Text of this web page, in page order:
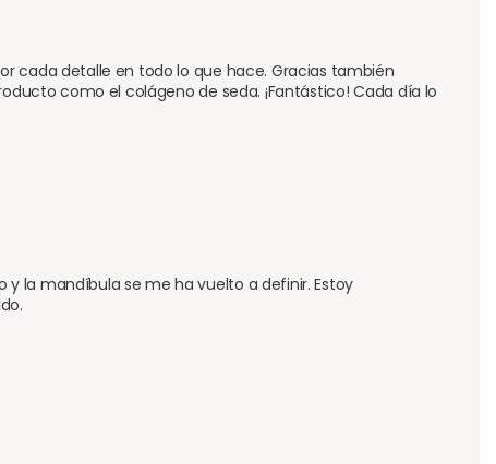
cada detalle en todo lo que hace. Gracias también
como el colágeno de seda. ¡Fantástico! Cada día lo
y la mandíbula se me ha vuelto a definir. Estoy